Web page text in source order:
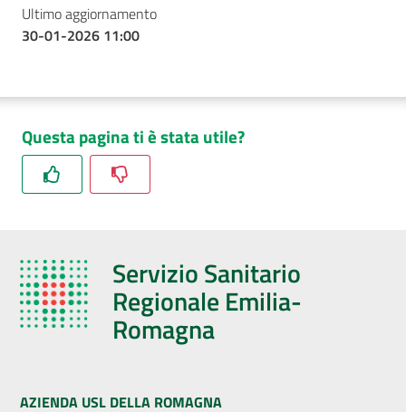
Ultimo aggiornamento
30-01-2026 11:00
Questa pagina ti è stata utile?
Servizio Sanitario
Regionale Emilia-
Romagna
AZIENDA USL DELLA ROMAGNA